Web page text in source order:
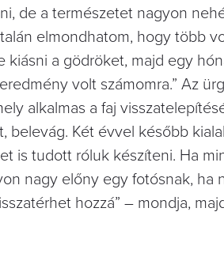
de a természetet nagyon
elmondhatom, hogy több
a gödröket, majd egy
volt számomra.” Az
alkalmas a faj
Két évvel később
is tudott róluk készíteni. Ha
nagy előny egy fotósnak, ha
hozzá” – mondja,